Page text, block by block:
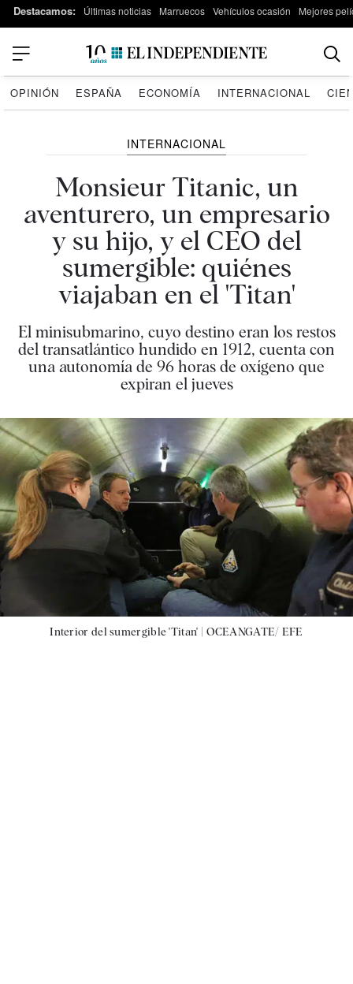
Destacamos: Últimas noticias Marruecos Vehículos ocasión Mejores
OPINIÓN ESPAÑA ECONOMÍA INTERNACIONAL
INTERNACIONAL
Monsieur Titanic, un
aventurero, un empresario
y su hijo, y el CEO del
sumergible: quiénes
viajaban en el 'Titan'
El minisubmarino, cuyo destino eran los restos
del transatlántico hundido en 1912, cuenta con
una autonomía de 96 horas de oxígeno que
expiran el jueves
Interior del sumergible 'Titan' | OCEANGATE/ EFE